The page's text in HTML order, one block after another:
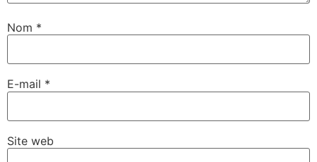
Nom *
E-mail *
Site web